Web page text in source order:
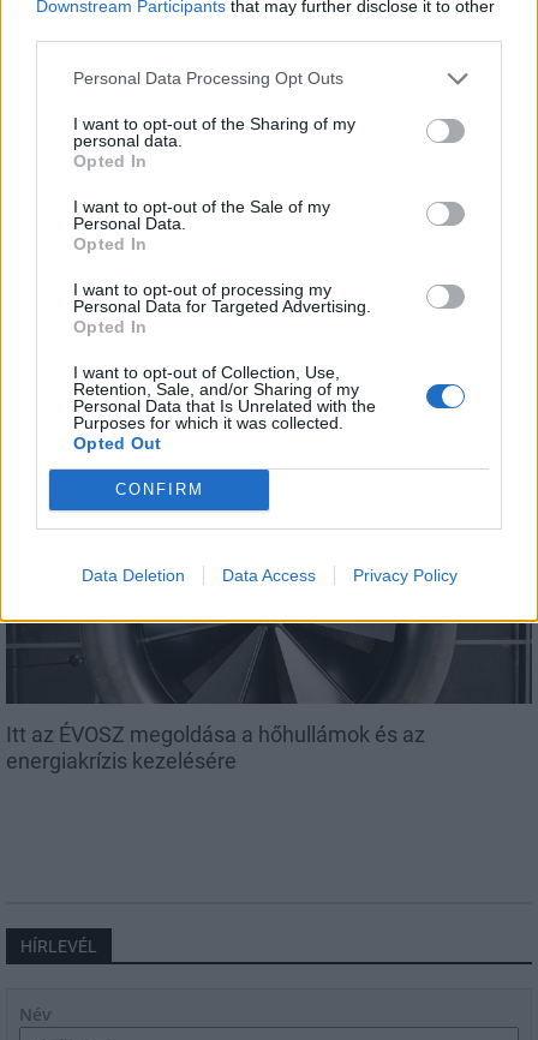
Downstream Participants that may further disclose it to other
Personal Data Processing Opt Outs
I want to opt-out of the Sharing of my
personal data.
Opted In
I want to opt-out of the Sale of my
Personal Data.
Opted In
I want to opt-out of processing my
Personal Data for Targeted Advertising.
Opted In
I want to opt-out of Collection, Use,
Retention, Sale, and/or Sharing of my
Personal Data that Is Unrelated with the
Purposes for which it was collected.
Opted Out
CONFIRM
Data Deletion Data Access Privacy Policy
A lakosságra is fontos szerep hárul a szúnyoginvázió
elkerülésében
Országos
Itt az ÉVOSZ megoldása a hőhullámok és az
energiakrízis kezelésére
HÍRLEVÉL
Név